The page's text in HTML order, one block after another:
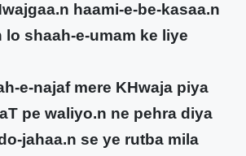
haami-e-be-kasaa.n
lo shaah-e-umam ke liye
e-najaf mere KHwaja piya
pe waliyo.n ne pehra diya
jahaa.n se ye rutba mila